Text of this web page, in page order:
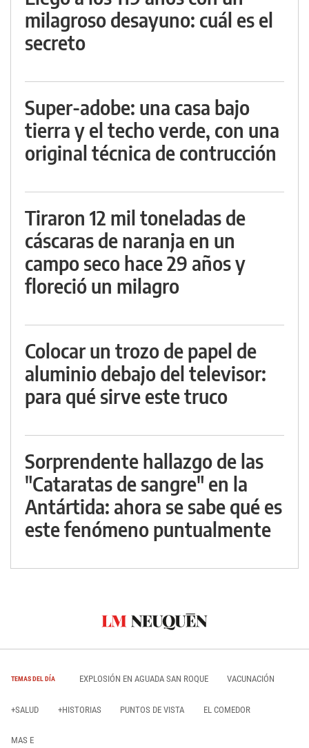
milagroso desayuno: cuál es el
secreto
Super-adobe: una casa bajo
tierra y el techo verde, con una
original técnica de contrucción
Tiraron 12 mil toneladas de
cáscaras de naranja en un
campo seco hace 29 años y
floreció un milagro
Colocar un trozo de papel de
aluminio debajo del televisor:
para qué sirve este truco
Sorprendente hallazgo de las
"Cataratas de sangre" en la
Antártida: ahora se sabe qué es
este fenómeno puntualmente
TEMAS DEL DÍA EXPLOSIÓN EN AGUADA SAN ROQUE VACUNACIÓN
+SALUD +HISTORIAS PUNTOS DE VISTA EL COMEDOR
MAS E